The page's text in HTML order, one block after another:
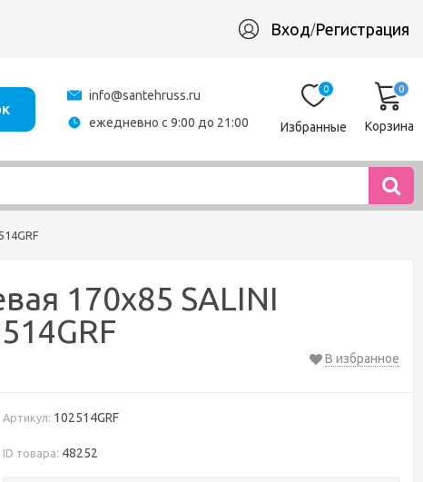
Вход/Регистрация
info@santehruss.ru
ежедневно с 9:00 до 21:00
0
Избранные
0
Корзина
170x85 SALINI
В избранное
Артикул: 102514GRF
ID товара: 48252